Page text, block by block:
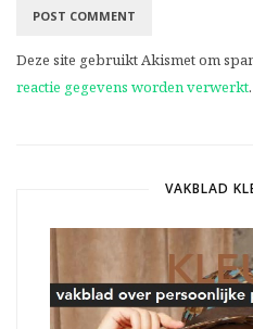
Deze site gebruikt Akismet om
reactie gegevens worden verwerkt.
VAKBLAD